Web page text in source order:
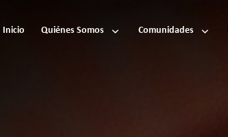
Inicio Quiénes Somos Comunidades